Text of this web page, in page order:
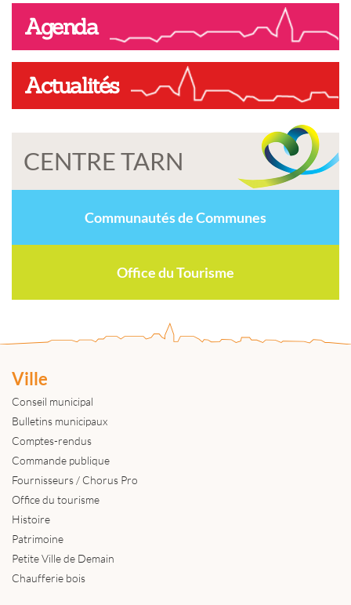
Agenda
Actualités
CENTRE TARN
Communautés de Communes
Office du Tourisme
Ville
Conseil municipal
Bulletins municipaux
Comptes-rendus
Commande publique
Fournisseurs / Chorus Pro
Office du tourisme
Histoire
Patrimoine
Petite Ville de Demain
Chaufferie bois